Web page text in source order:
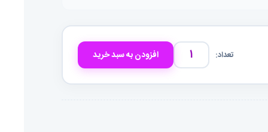
پرینتر
افزودن به سبد خرید